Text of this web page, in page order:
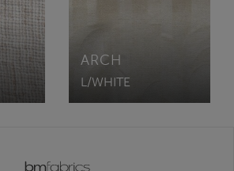
ARCH
L/WHITE